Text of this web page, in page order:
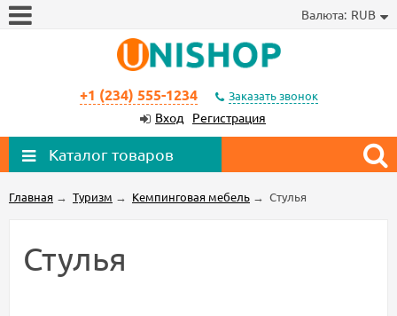
Валюта: RUB
+1 (234) 555-1234 Заказать звонок
Вход Регистрация
Каталог товаров
Главная → Туризм → Кемпинговая мебель → Стулья
Стулья